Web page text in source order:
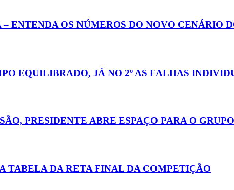
ENTENDA OS NÚMEROS DO NOVO CENÁRIO
EQUILIBRADO, JÁ NO 2º AS FALHAS
PRESIDENTE ABRE ESPAÇO PARA O
TABELA DA RETA FINAL DA COMPETIÇÃO